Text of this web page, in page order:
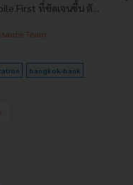
First ที่ชัดเจนขึ้น ตั...
Team
bangkok-bank
›